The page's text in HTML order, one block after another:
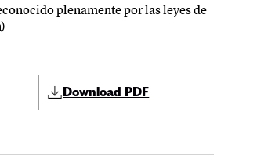
plenamente por las leyes de
Download PDF